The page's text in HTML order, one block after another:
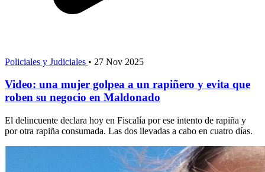
Policiales y Judiciales • 27 Nov 2025
Video: una mujer golpea a un rapiñero y evita que
roben su negocio en Maldonado
El delincuente declara hoy en Fiscalía por ese intento de rapiña y
por otra rapiña consumada. Las dos llevadas a cabo en cuatro días.